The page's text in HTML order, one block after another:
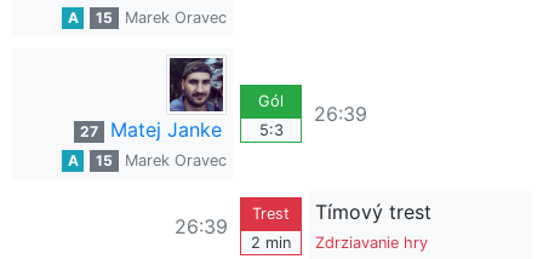
A 15 Marek Oravec
27 Matej Janke
A 15 Marek Oravec
Gól
5:3
26:39
26:39
Trest
2 min
Tímový trest
Zdrziavanie hry